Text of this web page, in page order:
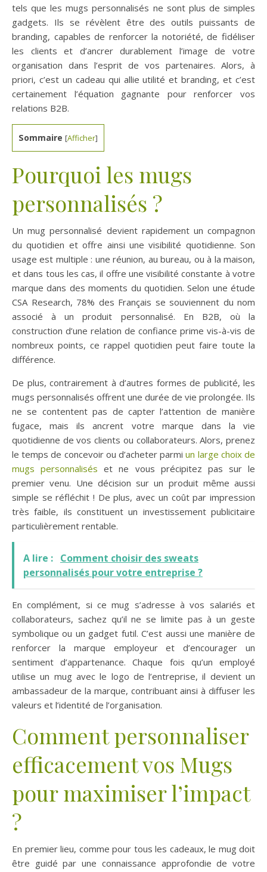
tels que les mugs personnalisés ne sont plus de simples
gadgets. Ils se révèlent être des outils puissants de
branding, capables de renforcer la notoriété, de fidéliser
les clients et d’ancrer durablement l’image de votre
organisation dans l’esprit de vos partenaires. Alors, à
priori, c’est un cadeau qui allie utilité et branding, et c’est
certainement l’équation gagnante pour renforcer vos
relations B2B.
Sommaire [Afficher]
Pourquoi les mugs
personnalisés ?
Un mug personnalisé devient rapidement un compagnon
du quotidien et offre ainsi une visibilité quotidienne. Son
usage est multiple : une réunion, au bureau, ou à la maison,
et dans tous les cas, il offre une visibilité constante à votre
marque dans des moments du quotidien. Selon une étude
CSA Research, 78% des Français se souviennent du nom
associé à un produit personnalisé. En B2B, où la
construction d’une relation de confiance prime vis-à-vis de
nombreux points, ce rappel quotidien peut faire toute la
différence.
De plus, contrairement à d’autres formes de publicité, les
mugs personnalisés offrent une durée de vie prolongée. Ils
ne se contentent pas de capter l’attention de manière
fugace, mais ils ancrent votre marque dans la vie
quotidienne de vos clients ou collaborateurs. Alors, prenez
le temps de concevoir ou d’acheter parmiun large choix de
mugs personnalisés et ne vous précipitez pas sur le
premier venu. Une décision sur un produit même aussi
simple se réfléchit ! De plus, avec un coût par impression
très faible, ils constituent un investissement publicitaire
particulièrement rentable.
A lire : Comment choisir des sweats
personnalisés pour votre entreprise ?
En complément, si ce mug s’adresse à vos salariés et
collaborateurs, sachez qu’il ne se limite pas à un geste
symbolique ou un gadget futil. C’est aussi une manière de
renforcer la marque employeur et d’encourager un
sentiment d’appartenance. Chaque fois qu’un employé
utilise un mug avec le logo de l’entreprise, il devient un
ambassadeur de la marque, contribuant ainsi à diffuser les
valeurs et l’identité de l’organisation.
Comment personnaliser
efficacement vos Mugs
pour maximiser l’impact
?
En premier lieu, comme pour tous les cadeaux, le mug doit
être guidé par une connaissance approfondie de votre